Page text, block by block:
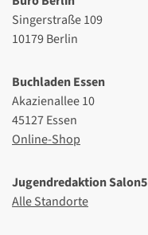
Singerstraße 109
10179 Berlin
Buchladen Essen
Akazienallee 10
45127 Essen
Online-Shop
Jugendredaktion Salon5
Alle Standorte